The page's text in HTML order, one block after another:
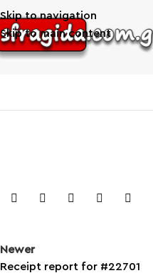
Skip to navigation
Skip to main content
Newer
Receipt report for #22701